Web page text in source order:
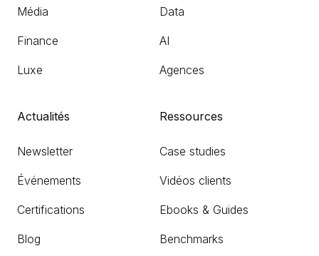
Média
Finance
Luxe
Data
AI
Agences
Actualités
Newsletter
Événements
Certifications
Blog
Ressources
Case studies
Vidéos clients
Ebooks & Guides
Benchmarks